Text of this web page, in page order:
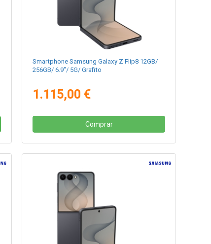
Smartphone Samsung Galaxy Z Flip8 12GB/
256GB/ 6.9"/ 5G/ Grafito
1.115,00 €
Comprar